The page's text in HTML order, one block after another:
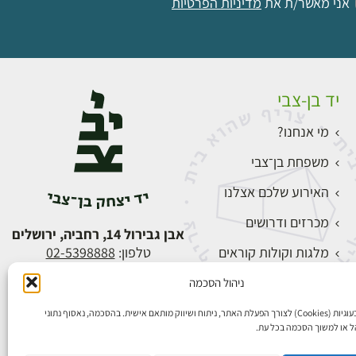
ניהול הסכמה
אנו משתמשים בעוגיות (Cookies) לצורך הפעלת האתר, ניתוח ושיווק מותאם אישית. בהסכמה, נאסוף נתוני
או למשוך הסכמה בכל עת.
יד בן-צבי
מי אנחנו?
משפחת בן־צבי
האירוע שלכם אצלנו
מכרזים ודרושים
מלגות וקולות קוראים
התחברות
אבן גבירול 14, רחביה, ירושלים
טלפון: 02-5398888